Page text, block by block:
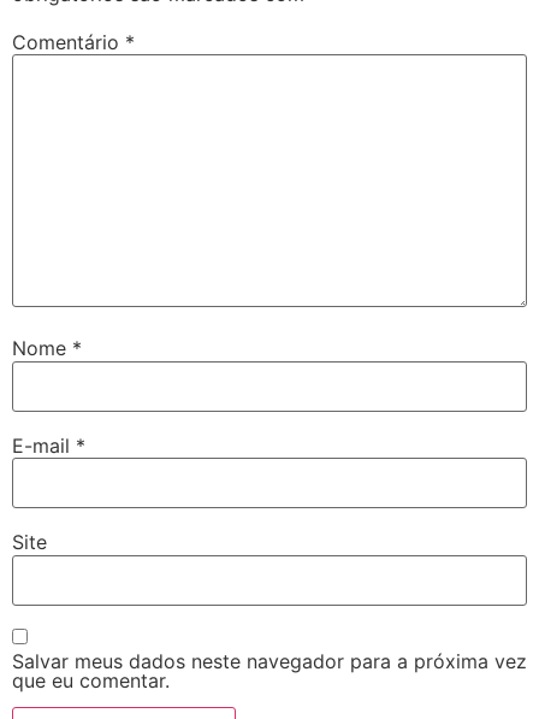
Comentário *
Nome *
E-mail *
Site
Salvar meus dados neste navegador para a próxima vez
que eu comentar.